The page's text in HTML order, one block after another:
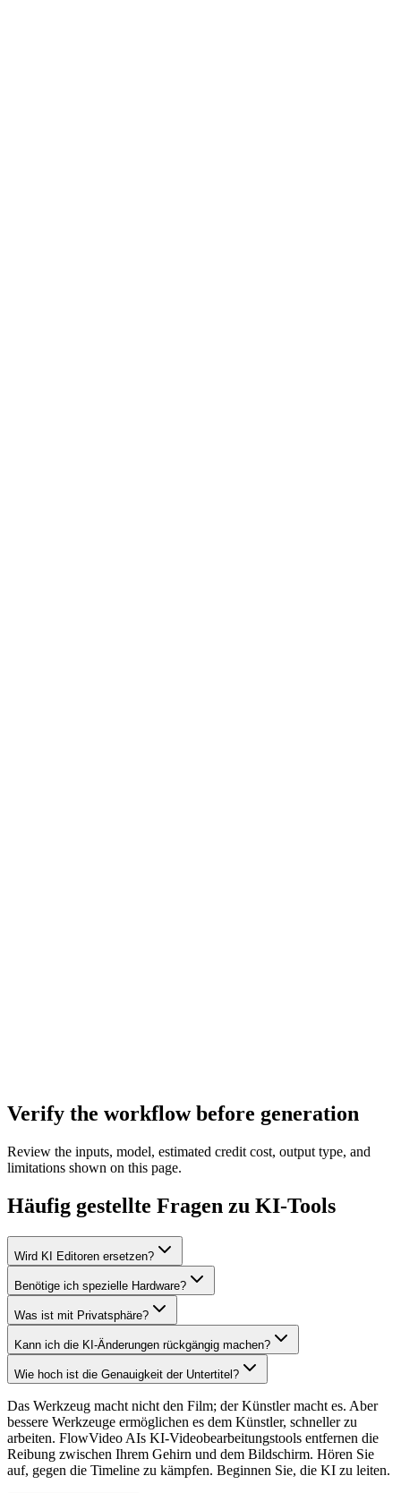
Verify the workflow before generation
Review the inputs, model, estimated credit cost, output type, and
limitations shown on this page.
Häufig gestellte Fragen zu KI-Tools
Wird KI Editoren ersetzen?
Benötige ich spezielle Hardware?
Was ist mit Privatsphäre?
Kann ich die KI-Änderungen rückgängig machen?
Wie hoch ist die Genauigkeit der Untertitel?
Das Werkzeug macht nicht den Film; der Künstler macht es. Aber
bessere Werkzeuge ermöglichen es dem Künstler, schneller zu
arbeiten. FlowVideo AIs KI-Videobearbeitungstools entfernen die
Reibung zwischen Ihrem Gehirn und dem Bildschirm. Hören Sie
auf, gegen die Timeline zu kämpfen. Beginnen Sie, die KI zu leiten.